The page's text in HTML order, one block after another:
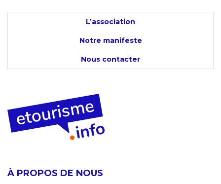
L’association
Notre manifeste
Nous contacter
À PROPOS DE NOUS